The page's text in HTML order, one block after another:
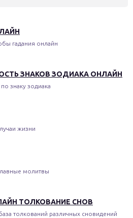
гадания онлайн
ЗНАКОВ ЗОДИАКА ОНЛАЙН
знаку зодиака
жизни
молитвы
ТОЛКОВАНИЕ СНОВ
толкований различных сновидений